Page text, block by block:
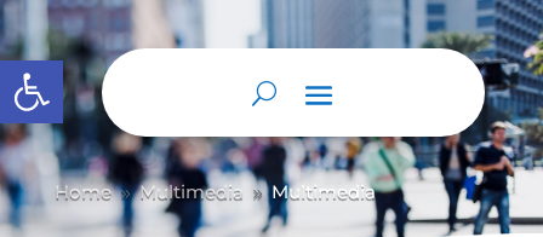
Abrir barra de herramientas
Home 9 Multimedia 9 Multimedia